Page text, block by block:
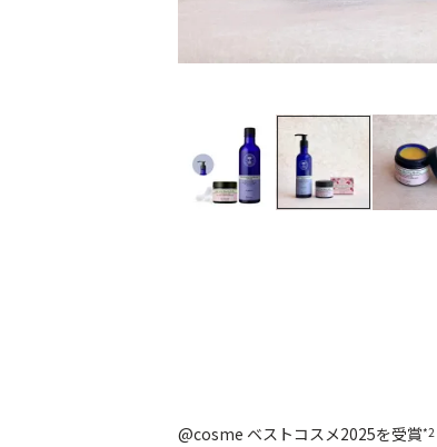
@cosme ベストコスメ2025を受賞*2